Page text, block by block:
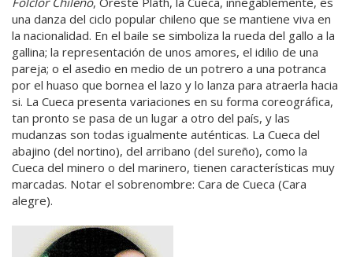
una danza del ciclo popular chileno que se mantiene viva en
la nacionalidad. En el baile se simboliza la rueda del gallo a la
gallina; la representación de unos amores, el idilio de una
pareja; o el asedio en medio de un potrero a una potranca
por el huaso que bornea el lazo y lo lanza para atraerla hacia
si. La Cueca presenta variaciones en su forma coreográfica,
tan pronto se pasa de un lugar a otro del país, y las
mudanzas son todas igualmente auténticas. La Cueca del
abajino (del nortino), del arribano (del sureño), como la
Cueca del minero o del marinero, tienen características muy
marcadas. Notar el sobrenombre: Cara de Cueca (Cara
alegre).